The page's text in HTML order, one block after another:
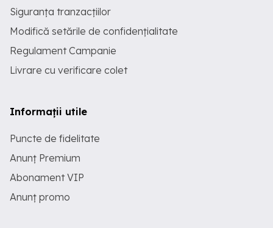
Siguranța tranzacțiilor
Modifică setările de confidențialitate
Regulament Campanie
Livrare cu verificare colet
Informații utile
Puncte de fidelitate
Anunț Premium
Abonament VIP
Anunț promo